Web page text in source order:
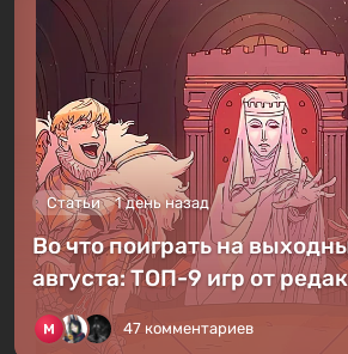
Статьи 1 день назад
Во что поиграть на
августа: ТОП-9 игр от
47 комментариев